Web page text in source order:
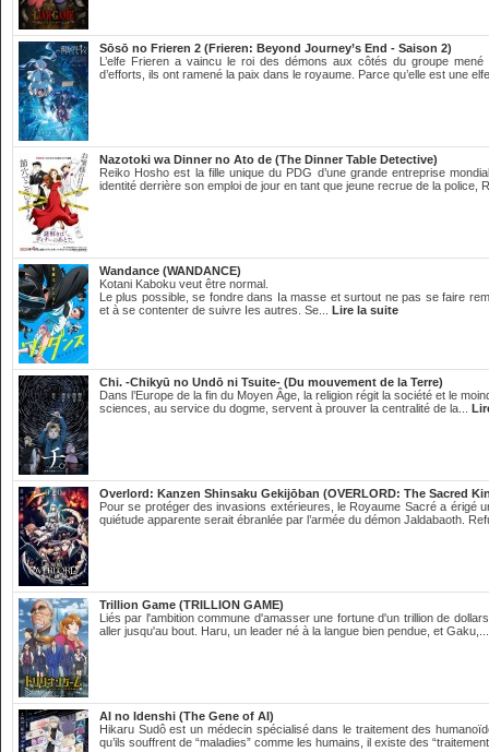
Sōsō no Frieren 2 (Frieren: Beyond Journey’s End - Saison 2)
L’elfe Frieren a vaincu le roi des démons aux côtés du groupe
d’efforts, ils ont ramené la paix dans le royaume. Parce qu’elle est une
Nazotoki wa Dinner no Ato de (The Dinner Table Detective)
Reiko Hosho est la fille unique du PDG d’une grande entreprise
identité derrière son emploi de jour en tant que jeune recrue de la police,
Wandance (WANDANCE)
Kotani Kaboku veut être normal.
Le plus possible, se fondre dans Ia masse et surtout ne pas se faire
et à se contenter de suivre Ies autres. Se... Lire la suite
Chi. -Chikyū no Undō ni Tsuite- (Du mouvement de la Terre)
Dans l’Europe de la fin du Moyen Âge, la religion régit la société et le
sciences, au service du dogme, servent à prouver la centralité de la...
Overlord: Kanzen Shinsaku Gekijōban (OVERLORD: The Sacred
Pour se protéger des invasions extérieures, le Royaume Sacré a érigé
quiétude apparente serait ébranlée par l’armée du démon Jaldabaoth.
Trillion Game (TRILLION GAME)
Liés par l'ambition commune d'amasser une fortune d'un trillion de
aller jusqu'au bout. Haru, un leader né à la langue bien pendue, et
AI no Idenshi (The Gene of AI)
Hikaru Sudô est un médecin spécialisé dans le traitement des
qu’ils souffrent de “maladies” comme les humains, il existe des